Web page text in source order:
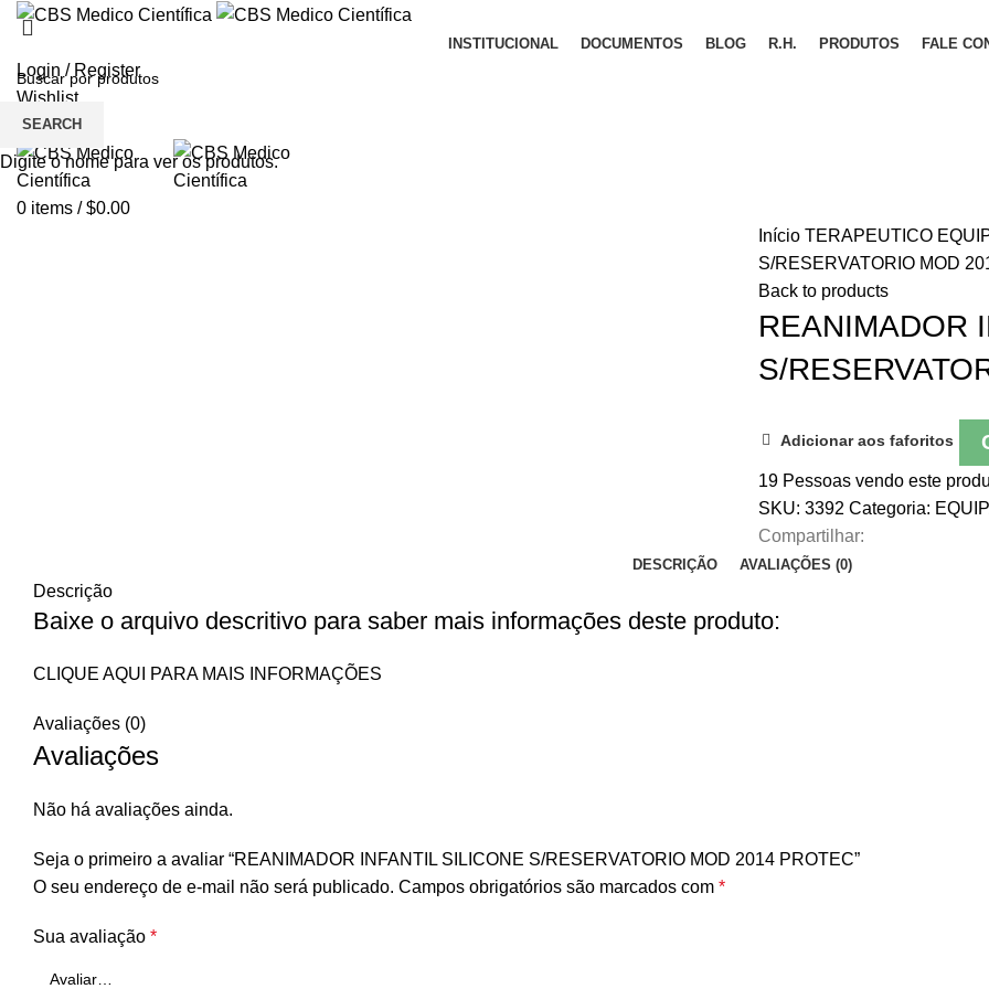
INSTITUCIONAL DOCUMENTOS BLOG R.H. PRODUTOS FALE
Login / Register
Wishlist
Menu
0 items / $0.00
Início TERAPEUTICO
S/RESERVATORIO MOD
Back to products
REANIMADOR
S/
Adicionar aos faforitos
19 Pessoas vendo este
SKU: 3392 Categoria:
Compartilhar:
DESCRIÇÃO AVALIAÇÕES (0)
Descrição
Baixe o arquivo descritivo para saber mais informações deste produto:
CLIQUE AQUI PARA MAIS INFORMAÇÕES
Avaliações (0)
Avaliações
Não há avaliações ainda.
Seja o primeiro a avaliar “REANIMADOR INFANTIL SILICONE S/RESERVATORIO MOD 2014 PROTEC”
O seu endereço de e-mail não será publicado. Campos obrigatórios são marcados com *
Sua avaliação *
SEARCH
Digite o nome para ver os produtos.